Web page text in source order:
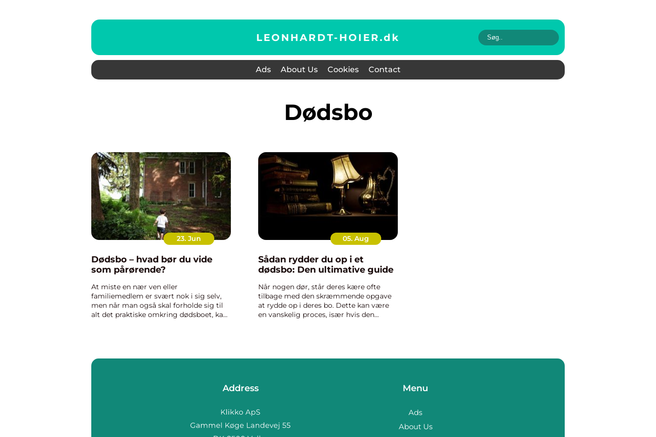
LEONHARDT-HOIER.dk
Ads About Us Cookies Contact
dødsbo
23. Jun
Dødsbo – hvad bør du vide
som pårørende?
At miste en nær ven eller
familiemedlem er svært nok i sig selv,
men når man også skal forholde sig til
alt det praktiske omkring dødsboet, kan
05. Aug
Sådan rydder du op i et
dødsbo: Den ultimative guide
Når nogen dør, står deres kære ofte
tilbage med den skræmmende opgave
at rydde op i deres bo. Dette kan være
en vanskelig proces, især hvis den
Address Menu
Ads
About Us